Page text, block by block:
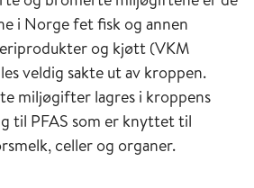
i Norge fet fisk og annen
og kjøtt (VKM
veldig sakte ut av kroppen.
miljøgifter lagres i kroppens
til PFAS som er knyttet til
celler og organer.